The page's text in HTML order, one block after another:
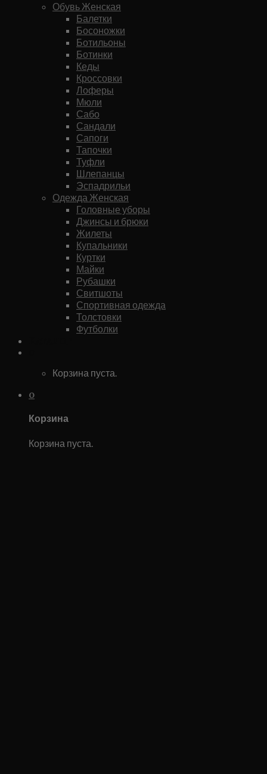
Обувь Женская
Балетки
Босоножки
Ботильоны
Ботинки
Кеды
Кроссовки
Лоферы
Мюли
Сабо
Сандали
Сапоги
Тапочки
Туфли
Шлепанцы
Эспадрильи
Одежда Женская
Головные уборы
Джинсы и брюки
Жилеты
Купальники
Куртки
Майки
Рубашки
Свитшоты
Спортивная одежда
Толстовки
Футболки
Корзина пуста.
0
Корзина
Корзина пуста.